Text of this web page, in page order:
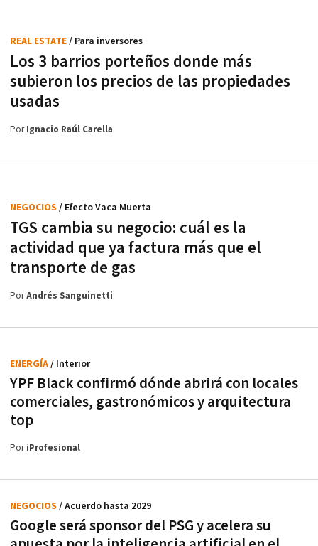
Los 3 barrios porteños donde más
subieron los precios de las propiedades
usadas
REAL ESTATE/ Para inversores
PorIgnacio Raúl Carella
TGS cambia su negocio: cuál es la
actividad que ya factura más que el
transporte de gas
NEGOCIOS / Efecto Vaca Muerta
PorAndrés Sanguinetti
YPF Black confirmó dónde abrirá con locales
comerciales, gastronómicos y arquitectura
top
ENERGÍA/ Interior
PoriProfesional
Google será sponsor del PSG y acelera su
NEGOCIOS / Acuerdo hasta 2029